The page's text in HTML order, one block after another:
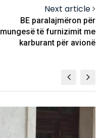
Next article
BE paralajmëron për
mungesë të furnizimit me
karburant për avionë